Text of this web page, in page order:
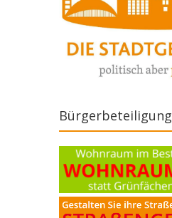
Bürgerbeteiligung